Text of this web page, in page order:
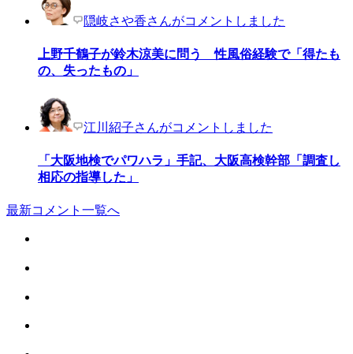
隠岐さや香さんがコメントしました
上野千鶴子が鈴木涼美に問う 性風俗経験で「得たも
の、失ったもの」
江川紹子さんがコメントしました
「大阪地検でパワハラ」手記、大阪高検幹部「調査し
相応の指導した」
最新コメント一覧へ